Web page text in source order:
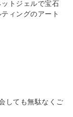
トジェルで宝石
ィングのアート
しても無駄なくご